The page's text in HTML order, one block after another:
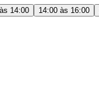
14:00 14:00 às 16:00